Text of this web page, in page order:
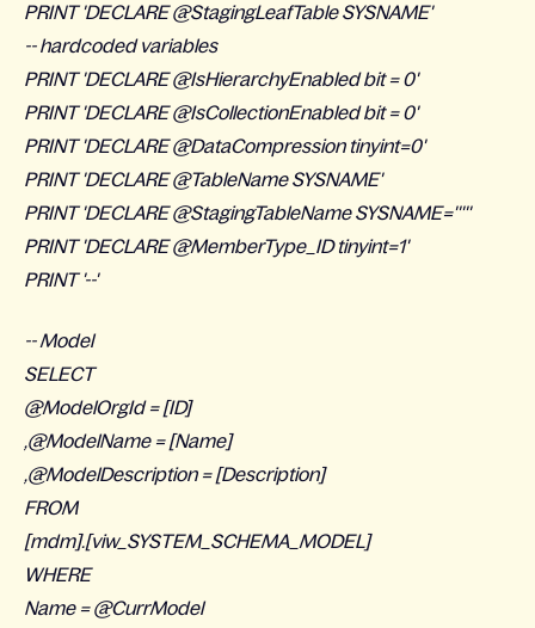
PRINT 'DECLARE @StagingLeafTable SYSNAME'
-- hardcoded variables
PRINT 'DECLARE @IsHierarchyEnabled bit = 0'
PRINT 'DECLARE @IsCollectionEnabled bit = 0'
PRINT 'DECLARE @DataCompression tinyint=0'
PRINT 'DECLARE @TableName SYSNAME'
PRINT 'DECLARE @StagingTableName SYSNAME='''''
PRINT 'DECLARE @MemberType_ID tinyint=1'
PRINT '--'
-- Model
SELECT
@ModelOrgId = [ID]
,@ModelName = [Name]
,@ModelDescription = [Description]
FROM
[mdm].[viw_SYSTEM_SCHEMA_MODEL]
WHERE
Name = @CurrModel